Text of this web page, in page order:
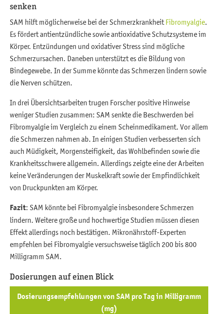
senken
SAM hilft möglicherweise bei der Schmerzkrankheit Fibromyalgie
Es fördert antientzündliche sowie antioxidative Schutzsysteme im
Körper. Entzündungen und oxidativer Stress sind mögliche
Schmerzursachen. Daneben unterstützt es die Bildung von
Bindegewebe. In der Summe könnte das Schmerzen lindern sowie
die Nerven schützen.
In drei Übersichtsarbeiten trugen Forscher positive Hinweise
weniger Studien zusammen: SAM senkte die Beschwerden bei
Fibromyalgie im Vergleich zu einem Scheinmedikament. Vor allem
die Schmerzen nahmen ab. In einigen Studien verbesserten sich
auch Müdigkeit, Morgensteifigkeit, das Wohlbefinden sowie die
Krankheitsschwere allgemein. Allerdings zeigte eine der Arbeiten
keine Veränderungen der Muskelkraft sowie der Empfindlichkeit
von Druckpunkten am Körper.
Fazit: SAM könnte bei Fibromyalgie insbesondere Schmerzen
lindern. Weitere große und hochwertige Studien müssen diesen
Effekt allerdings noch bestätigen. Mikronährstoff-Experten
empfehlen bei Fibromyalgie versuchsweise täglich 200 bis 800
Milligramm SAM.
Dosierungen auf einen Blick
Dosierungsempfehlungen von SAM pro Tag in Milligramm
(mg)